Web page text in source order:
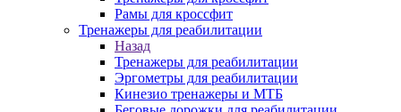
Рамы для кроссфит
Тренажеры для реабилитации
Назад
Тренажеры для реабилитации
Эргометры для реабилитации
Кинезио тренажеры и МТБ